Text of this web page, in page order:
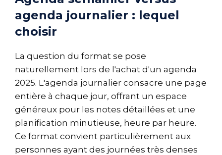
agenda journalier : lequel
choisir
La question du format se pose
naturellement lors de l'achat d'un agenda
2025. L'agenda journalier consacre une page
entière à chaque jour, offrant un espace
généreux pour les notes détaillées et une
planification minutieuse, heure par heure.
Ce format convient particulièrement aux
personnes ayant des journées très denses